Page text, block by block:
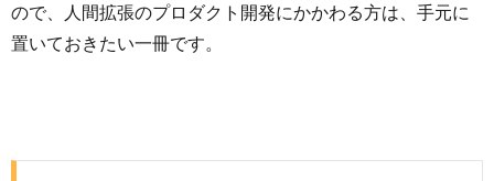
ので、人間拡張のプロダクト開発にかかわる方は、手元に
置いておきたい一冊です。